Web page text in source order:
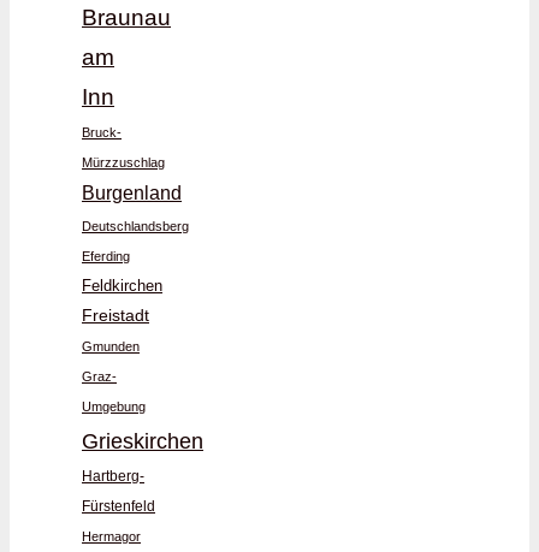
Braunau
am
Inn
Bruck-
Mürzzuschlag
Burgenland
Deutschlandsberg
Eferding
Feldkirchen
Freistadt
Gmunden
Graz-
Umgebung
Grieskirchen
Hartberg-
Fürstenfeld
Hermagor